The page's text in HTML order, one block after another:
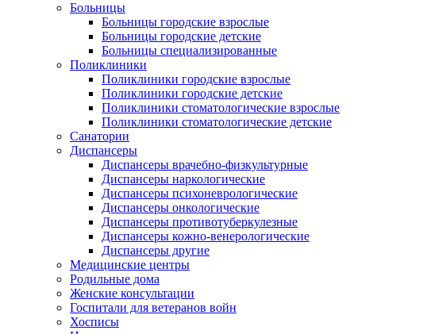
Больницы
Больницы городские взрослые
Больницы городские детские
Больницы специализированные
Поликлиники
Поликлиники городские взрослые
Поликлиники городские детские
Поликлиники стоматологические взрослые
Поликлиники стоматологические детские
Санатории
Диспансеры
Диспансеры врачебно-физкультурные
Диспансеры наркологические
Диспансеры психоневрологические
Диспансеры онкологические
Диспансеры противотуберкулезные
Диспансеры кожно-венерологические
Диспансеры другие
Медицинские центры
Родильные дома
Женские консультации
Госпитали для ветеранов войн
Хосписы